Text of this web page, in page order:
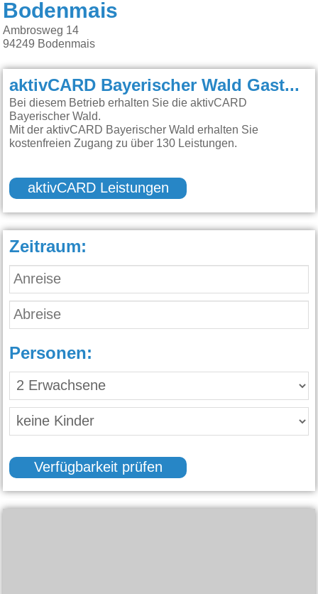
Bodenmais
Ambrosweg 14
94249 Bodenmais
aktivCARD Bayerischer Wald Gastgeber:
Bei diesem Betrieb erhalten Sie die aktivCARD
Bayerischer Wald.
Mit der aktivCARD Bayerischer Wald erhalten Sie
kostenfreien Zugang zu über 130 Leistungen.
aktivCARD Leistungen
Zeitraum:
Personen:
Verfügbarkeit prüfen